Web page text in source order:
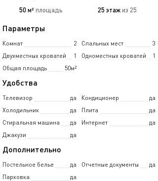
50 м² площадь 25 этажиз 25
Параметры
Комнат 2 Спальных мест
3
Двухместных кроватей
1 Одноместных кроватей
1
Общая площадь
50м²
Удобства
Телевизор да Кондиционер
да
Холодильник
да Плита
да
Стиральная машина
да Интернет
да
Джакузи
да
Дополнительно
Постельное белье да Отчетные документы
да
Парковка
да